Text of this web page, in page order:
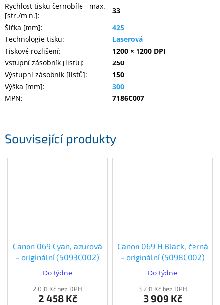
Související produkty
Canon 069 Cyan, azurová
- originální (5093C002)
Do týdne
2 031 Kč bez DPH
2 458 Kč
Canon 069 H Black, černá
- originální (5098C002)
Do týdne
3 231 Kč bez DPH
3 909 Kč
Rychlost tisku černobíle - max.
[str./min.]:
33
Šířka [mm]:
425
Technologie tisku:
Laserová
Tiskové rozlišení:
1200 × 1200 DPI
Vstupní zásobník [listů]:
250
Výstupní zásobník [listů]:
150
Výška [mm]:
300
MPN: 7186C007